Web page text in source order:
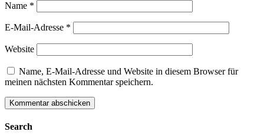
Name *
E-Mail-Adresse *
Website
Name, E-Mail-Adresse und Website in diesem Browser für
meinen nächsten Kommentar speichern.
Search